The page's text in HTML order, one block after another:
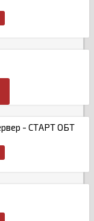
- СТАРТ ОБТ